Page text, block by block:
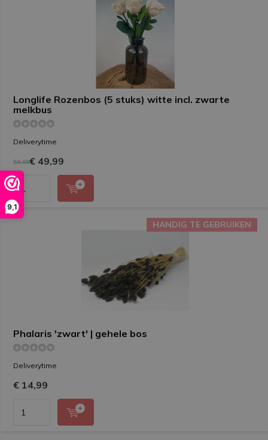
9,1
Longlife Rozenbos (5 stuks) witte incl. zwarte
melkbus
Deliverytime
59,99€ 49,99
Phalaris 'zwart' | gehele bos
Deliverytime
HANDIG TE GEBRUIKEN
€ 14,99
HANDIG TE GEBRUIKEN